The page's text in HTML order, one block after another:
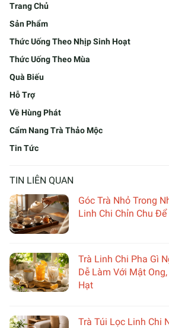
Trang Chủ
Sản Phẩm
Thức Uống Theo Nhịp Sinh Hoạt
Thức Uống Theo Mùa
Quà Biếu
Hỗ Trợ
Về Hùng Phát
Cẩm Nang Trà Thảo Mộc
Tin Tức
TIN LIÊN QUAN
Góc Trà Nhỏ Trong
Linh Chi Chỉn Chu
Trà Linh Chi Pha Gì
Dễ Làm Với Mật
Hạt
Trà Túi Lọc Linh Chi